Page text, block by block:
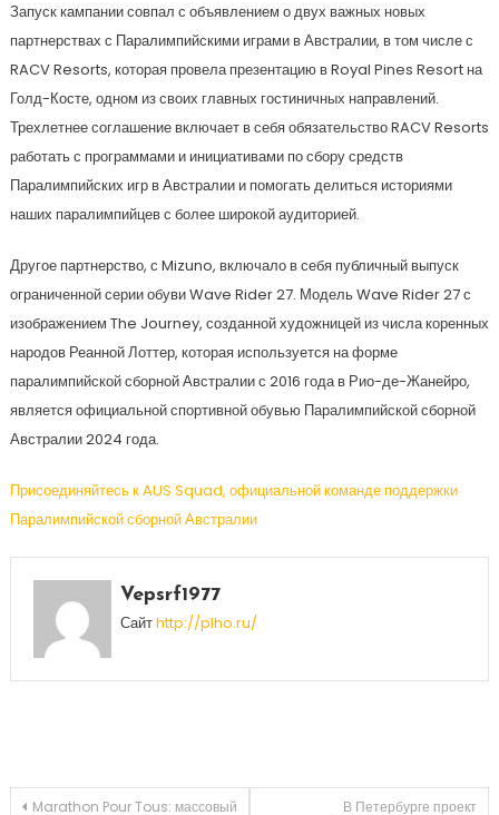
Запуск кампании совпал с объявлением о двух важных новых
партнерствах с Паралимпийскими играми в Австралии, в том числе с
RACV Resorts, которая провела презентацию в Royal Pines Resort на
Голд-Косте, одном из своих главных гостиничных направлений.
Трехлетнее соглашение включает в себя обязательство RACV Resorts
работать с программами и инициативами по сбору средств
Паралимпийских игр в Австралии и помогать делиться историями
наших паралимпийцев с более широкой аудиторией.
Другое партнерство, с Mizuno, включало в себя публичный выпуск
ограниченной серии обуви Wave Rider 27. Модель Wave Rider 27 с
изображением The Journey, созданной художницей из числа коренных
народов Реанной Лоттер, которая используется на форме
паралимпийской сборной Австралии с 2016 года в Рио-де-Жанейро,
является официальной спортивной обувью Паралимпийской сборной
Австралии 2024 года.
Присоединяйтесь к AUS Squad, официальной команде поддержки
Паралимпийской сборной Австралии
Vepsrf1977
Сайтhttp://plho.ru/
Marathon Pour Tous: массовый
В Петербурге проект